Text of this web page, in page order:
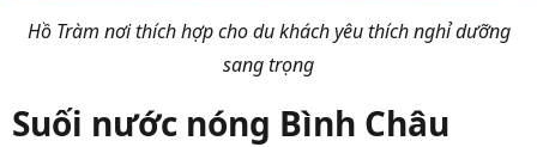
Hồ Tràm nơi thích hợp cho du khách yêu thích nghỉ dưỡng
sang trọng
Suối nước nóng Bình Châu